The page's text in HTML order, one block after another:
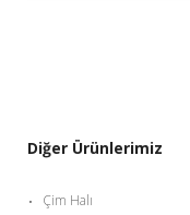
Diğer Ürünlerimiz
Çim Halı